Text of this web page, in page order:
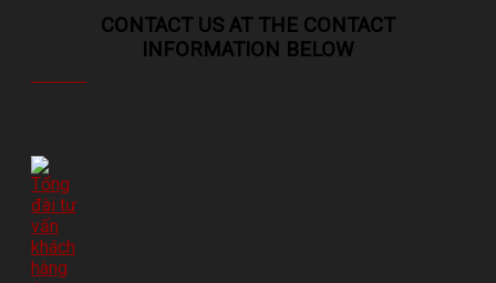
CONTACT US AT THE CONTACT
INFORMATION BELOW